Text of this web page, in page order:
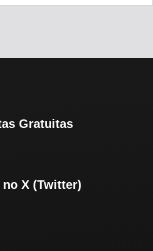
Gratuitas
X (Twitter)